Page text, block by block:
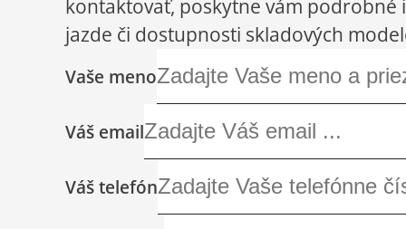
kontaktovať, poskytne vám
jazde či dostupnosti skladových
Vaše meno
Váš email
Váš telefón